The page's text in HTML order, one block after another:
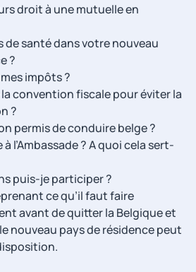
droit à une mutuelle en
de santé dans votre nouveau
?
impôts ?
convention fiscale pour éviter la
?
permis de conduire belge ?
l’Ambassade ? A quoi cela sert-
puis-je participer ?
ce qu’il faut faire
avant de quitter la Belgique et
nouveau pays de résidence peut